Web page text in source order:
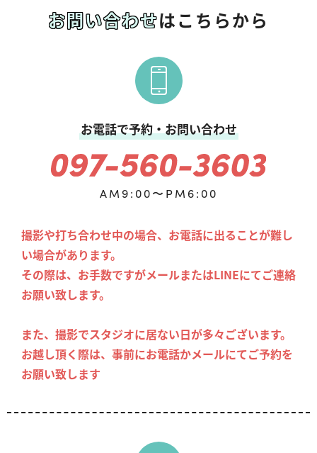
お問い合わせはこちらから
お電話で予約・お問い合わせ
AM9:00〜PM6:00
撮影や打ち合わせ中の場合、お電話に出ることが難し
い場合があります。
その際は、お手数ですがメールまたはLINEにてご連絡
お願い致します。
また、撮影でスタジオに居ない日が多々ございます。
お越し頂く際は、事前にお電話かメールにてご予約を
お願い致します